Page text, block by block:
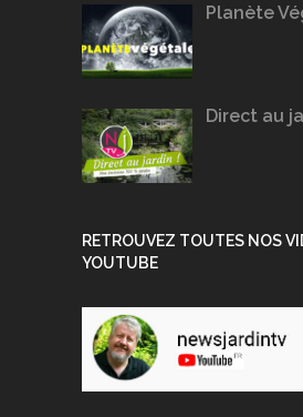
Planète
Direct au
RETROUVEZ TOUTES NOS
YOUTUBE